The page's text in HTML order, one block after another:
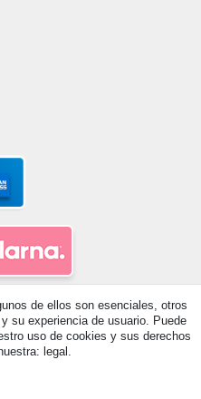
- Prix de base voir
de ellos son esenciales, otros
su experiencia de usuario. Puede
uso de cookies y sus derechos
legal.